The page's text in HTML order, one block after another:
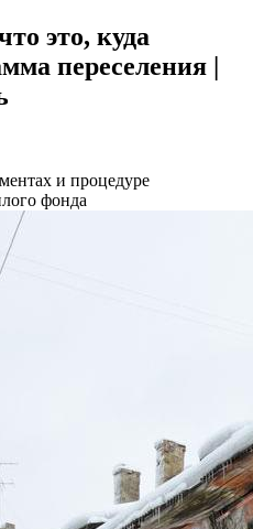
это, куда
переселения |
и процедуре
фонда